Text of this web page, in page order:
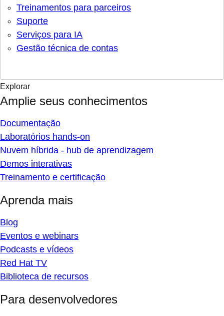
Treinamentos para parceiros
Suporte
Serviços para IA
Gestão técnica de contas
Explorar
Amplie seus conhecimentos
Documentação
Laboratórios hands-on
Nuvem híbrida - hub de aprendizagem
Demos interativas
Treinamento e certificação
Aprenda mais
Blog
Eventos e webinars
Podcasts e vídeos
Red Hat TV
Biblioteca de recursos
Para desenvolvedores